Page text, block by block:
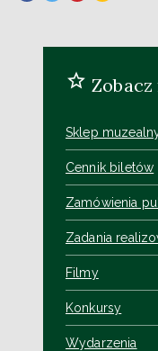
Sklep
Cennik biletów
Zamówienia
Zadania
Filmy
Konkursy
Wydarzenia